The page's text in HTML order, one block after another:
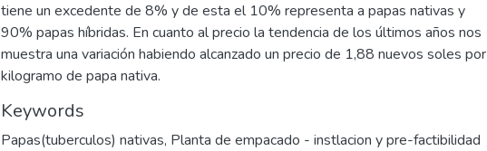
tiene un excedente de 8% y de esta el 10% representa a papas nativas y
90% papas híbridas. En cuanto al precio la tendencia de los últimos años nos
muestra una variación habiendo alcanzado un precio de 1,88 nuevos soles por
kilogramo de papa nativa.
Keywords
Papas(tuberculos) nativas, Planta de empacado - instlacion y pre-factibilidad